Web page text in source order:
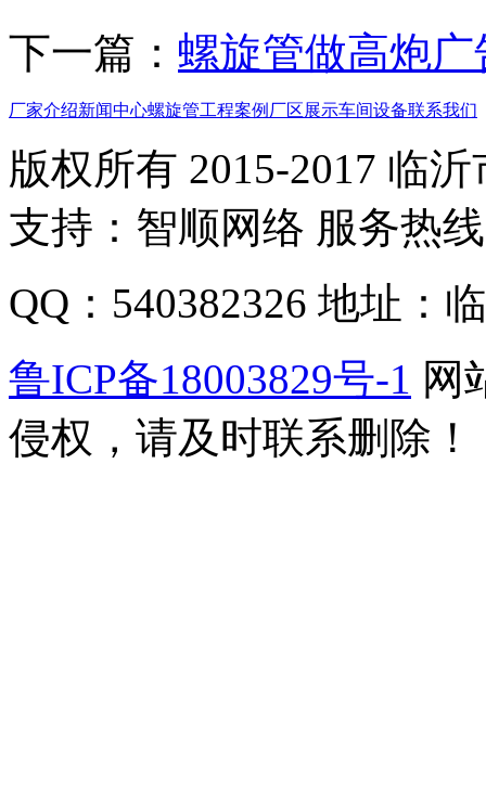
下一篇： 螺旋管做高炮
厂家介绍新闻中心螺旋管工程案例 厂区展示车间设备联系我们
版权所有 2015-2017 临
支持：智顺网络 服务热
QQ：540382326 地址：
鲁ICP备18003829号-1 网
侵权，请及时联系删除！